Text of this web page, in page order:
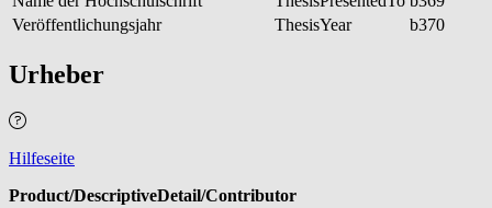
Veröffentlichungsjahr
ThesisYear b370
Urheber
Hilfeseite
Product/DescriptiveDetail/Contributor